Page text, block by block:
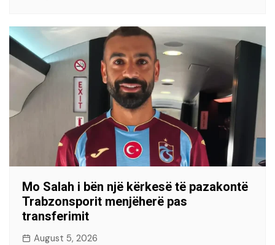
Mo Salah i bën një kërkesë të pazakontë
Trabzonsporit menjëherë pas
transferimit
August 5, 2026